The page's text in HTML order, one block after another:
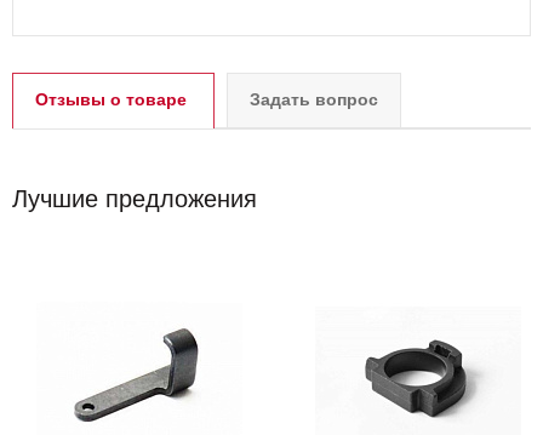
Отзывы о товаре Задать вопрос
Лучшие предложения